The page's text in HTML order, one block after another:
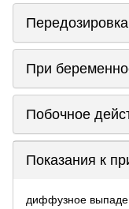
Передозировка
При
Побочное
Показания к
диффузное